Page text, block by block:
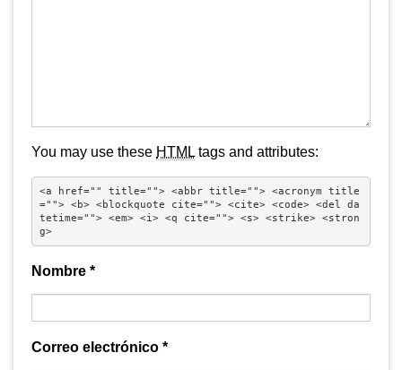
You may use these HTML tags and attributes:
<a href="" title=""> <abbr title=""> <acronym title
=""> <b> <blockquote cite=""> <cite> <code> <del da
tetime=""> <em> <i> <q cite=""> <s> <strike> <stron
g>
Nombre *
Correo electrónico *